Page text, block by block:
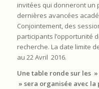
invitées qui donneront un
dernières avancées
Conjointement, des
participants l’opportunité
recherche. La date limite
au 22 Avril 2016.
Une table ronde sur les
» sera organisée avec